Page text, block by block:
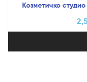
Козметичко